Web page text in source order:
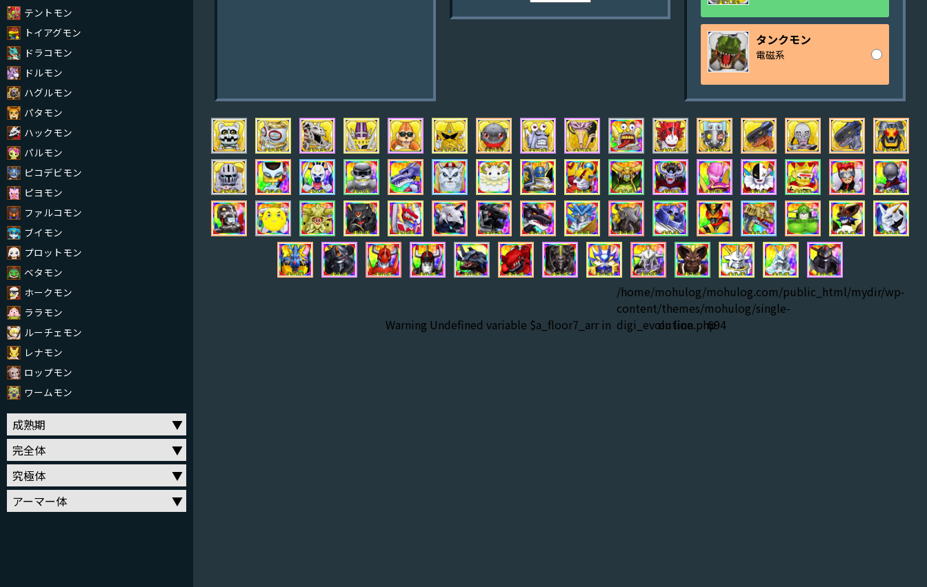
タンクモン
電磁系
Warning: Undefined variable $a_floor7_arr in
/home/mohulog/mohulog.com/public_html/mydir/wp-
content/themes/mohulog/single-
digi_evolution.php
on line 694
テントモン
トイアグモン
ドラコモン
ドルモン
ハグルモン
パタモン
ハックモン
パルモン
ピコデビモン
ピヨモン
ファルコモン
ブイモン
プロットモン
ベタモン
ホークモン
ララモン
ルーチェモン
レナモン
ロップモン
ワームモン
成熟期
完全体
究極体
アーマー体